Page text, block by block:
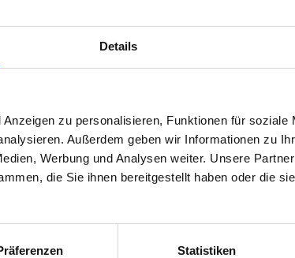
Details
zu personalisieren, Funktionen für soziale
Außerdem geben wir Informationen zu
Werbung und Analysen weiter. Unsere
die Sie ihnen bereitgestellt haben oder die
Statistiken